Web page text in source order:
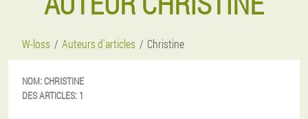
W-loss Auteurs d'articles Christine
NOM:CHRISTINE
DES ARTICLES: 1